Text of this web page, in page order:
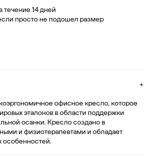
течение 14 дней
просто не подошел размер
+
офисное кресло, которое
эталонов в области поддержки
осанки. Кресло создано в
и физиотерапевтами и обладает
особенностей.